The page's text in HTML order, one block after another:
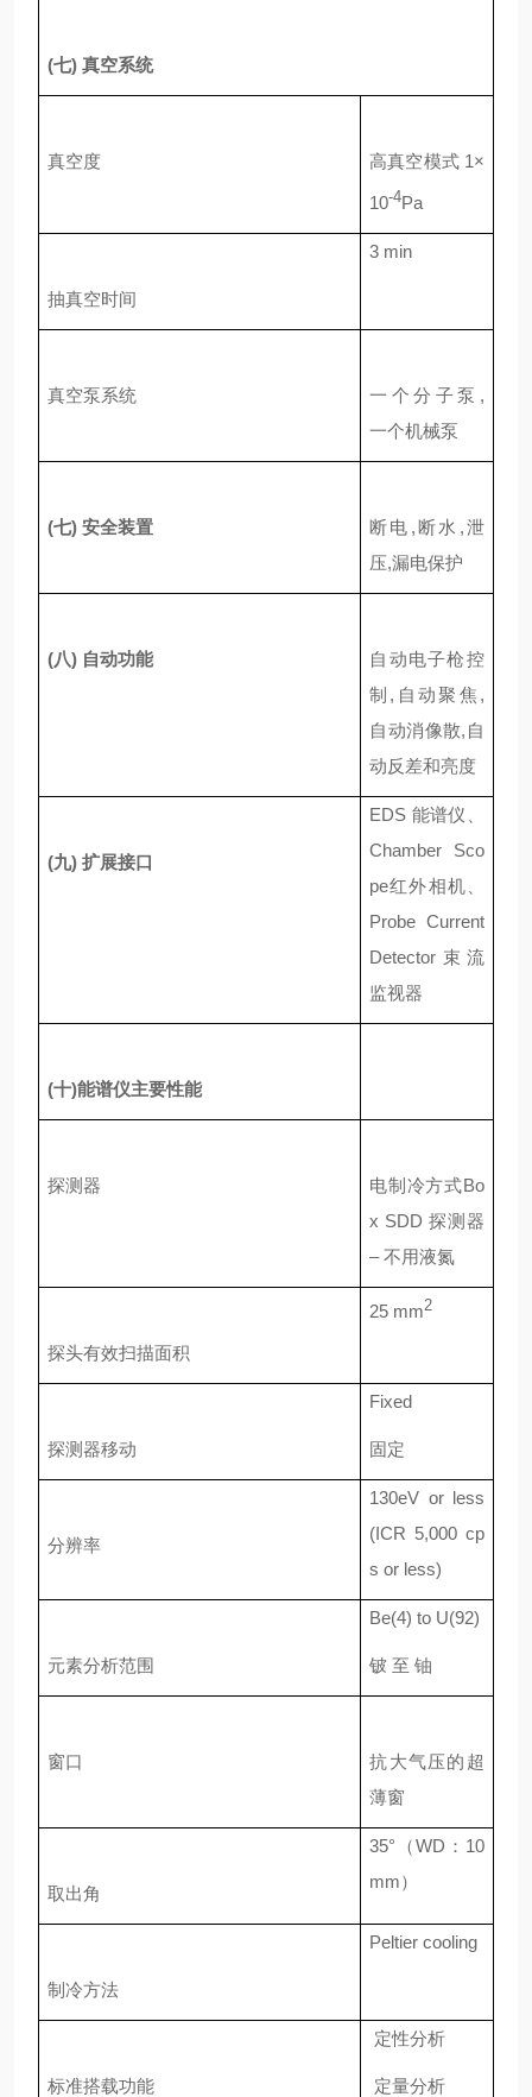
(七)真空系统
真空度 高真空模式1×
10-4Pa
抽真空时间
3 min
真空泵系统 一个分子泵 ,
一个机械泵
(七)安全装置 断电 , 断水 ,泄
压,漏电保护
(八) 自动功能
自动电子枪控
制 , 自动聚焦 ,
自动消像散, 自
动反差和亮度
(九)扩展接口
EDS 能谱仪、
Chamber Sco
pe红外相机、
Probe Current
Detector 束流
监视器
(十)能谱仪主要性能
探测器 电制冷方式Bo
x SDD 探测器
–不用液氮
探头有效扫描面积
25 mm2
探测器移动
Fixed
固定
分辨率
130eV or less
(ICR 5,000 cp
s or less)
元素分析范围
Be(4) to U(92)
铍 至 铀
窗口
抗大气压的超
薄窗
取出角
35° （WD ： 10
mm）
制冷方法
Peltier cooling
标准搭载功能
定性分析
定量分析